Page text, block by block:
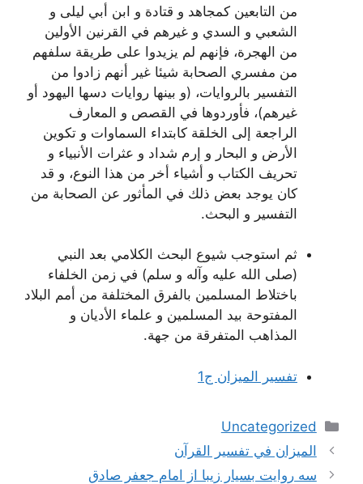
من التابعين كمجاهد و قتادة و ابن أبي ليلى و
الشعبي و السدي و غيرهم في القرنين الأولين
من الهجرة، فإنهم لم يزيدوا على طريقة سلفهم
من مفسري الصحابة شيئا غير أنهم زادوا من
التفسير بالروايات، (و بينها روايات دسها اليهود أو
غيرهم)، فأوردوها في القصص و المعارف
الراجعة إلى الخلقة كابتداء السماوات و تكوين
الأرض و البحار و إرم شداد و عثرات الأنبياء و
تحريف الكتاب و أشياء أخر من هذا النوع، و قد
كان يوجد بعض ذلك في المأثور عن الصحابة من
التفسير و البحث.
ثم استوجب شيوع البحث الكلامي بعد النبي
(صلى الله عليه وآله و سلم) في زمن الخلفاء
باختلاط المسلمين بالفرق المختلفة من أمم البلاد
المفتوحة بيد المسلمين و علماء الأديان و
المذاهب المتفرقة من جهة.
تفسير الميزان ج1
دسته‌ها
Uncategorized
ناوبری
نوشته‌ها
الميزان في تفسير القرآن
سه روایت بسیار زیبا از امام جعفر صادق